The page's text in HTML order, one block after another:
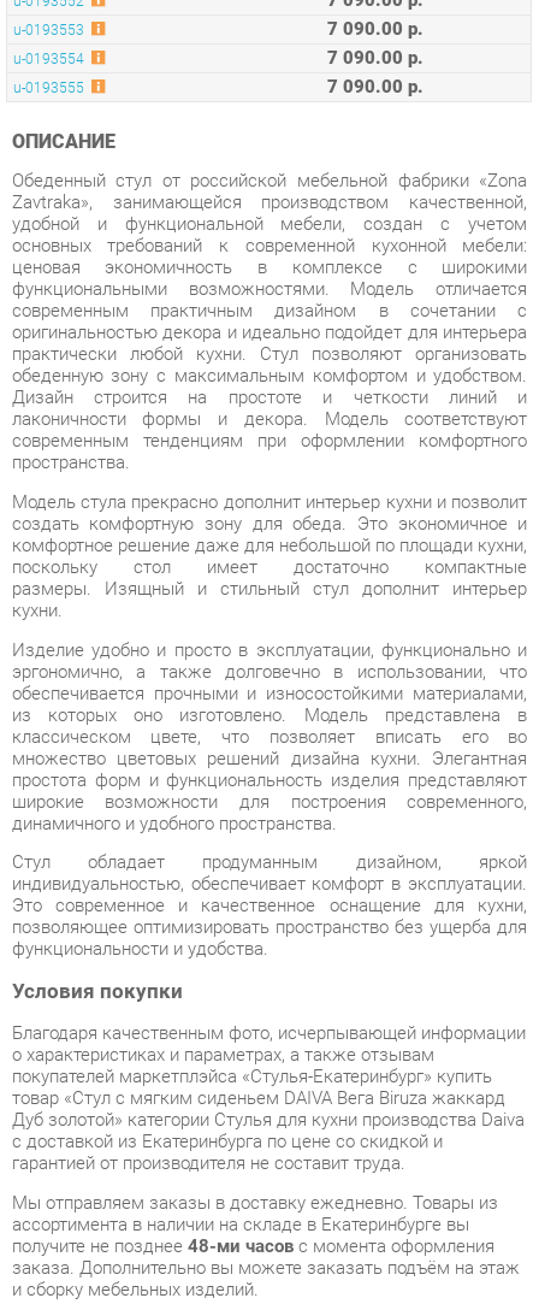
ОПИСАНИЕ
Обеденный стул от российской мебельной фабрики «Zona
Zavtraka», занимающейся производством качественной,
удобной и функциональной мебели, создан с учетом
основных требований к современной кухонной мебели:
функциональными возможностями. Модель отличается
современным практичным дизайном в сочетании с
оригинальностью декора и идеально подойдет для интерьера
практически любой кухни. Стул позволяют организовать
обеденную зону с максимальным комфортом и удобством.
Дизайн строится на простоте и четкости линий и
лаконичности формы и декора. Модель соответствуют
современным тенденциям при оформлении комфортного
пространства.
Модель стула прекрасно дополнит интерьер кухни и позволит
создать комфортную зону для обеда. Это экономичное и
комфортное решение даже для небольшой по площади кухни,
поскольку стол имеет достаточно компактные
размеры. Изящный и стильный стул дополнит интерьер
кухни.
Изделие удобно и просто в эксплуатации, функционально и
эргономично, а также долговечно в использовании, что
обеспечивается прочными и износостойкими материалами,
из которых оно изготовлено. Модель представлена в
классическом цвете, что позволяет вписать его во
множество цветовых решений дизайна кухни. Элегантная
простота форм и функциональность изделия представляют
широкие возможности для построения современного,
динамичного и удобного пространства.
Стул обладает продуманным дизайном, яркой
индивидуальностью, обеспечивает комфорт в эксплуатации.
Это современное и качественное оснащение для кухни,
позволяющее оптимизировать пространство без ущерба для
функциональности и удобства.
Условия покупки
Благодаря качественным фото, исчерпывающей информации
о характеристиках и параметрах, а также отзывам
покупателей маркетплэйса «Стулья-Екатеринбург» купить
товар «Стул с мягким сиденьем DAIVA Вега Biruza жаккард
Дуб золотой» категории Стулья для кухни производства Daiva
гарантией от производителя не составит труда.
Мы отправляем заказы в доставку ежедневно. Товары из
ассортимента в наличии на складе в Екатеринбурге вы
получите не позднее 48-ми часовс момента оформления
заказа. Дополнительно вы можете заказать подъём на этаж
и сборку мебельных изделий.
Срок доставки в другие регионы, и для товаров, находящихся
на складах производителей, рассчитывается индивидуально.
через формуобратной связи.
В любой момент до передачи заказа в доставку, а также в
течение 7-ми дней после получения заказа вы можете
изменить выборили принять решение об отказе от покупки.